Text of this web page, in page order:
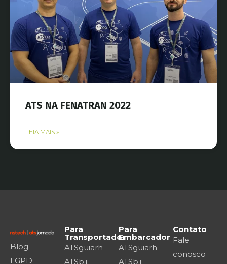
ATS NA FENATRAN 2022
LEIA MAIS »
Blog
LGPD
Para
Transportador
ATSguiarh
ATSb.i.
Para
Embarcador
ATSguiarh
ATSb.i.
Contato
Fale
conosco